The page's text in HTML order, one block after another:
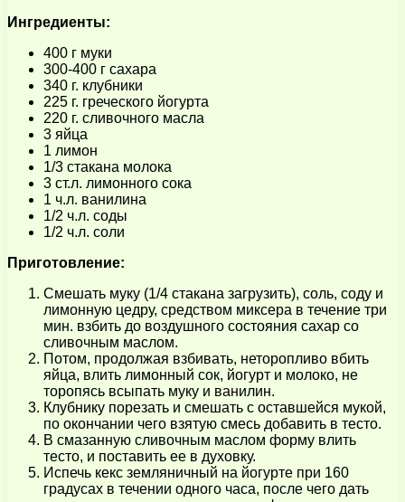
Ингредиенты:
400 г муки
300-400 г сахара
340 г. клубники
225 г. греческого йогурта
220 г. сливочного масла
3 яйца
1 лимон
1/3 стакана молока
3 ст.л. лимонного сока
1 ч.л. ванилина
1/2 ч.л. соды
1/2 ч.л. соли
Приготовление:
Смешать муку (1/4 стакана загрузить), соль, соду и
лимонную цедру, средством миксера в течение три
мин. взбить до воздушного состояния сахар со
сливочным маслом.
Потом, продолжая взбивать, неторопливо вбить
яйца, влить лимонный сок, йогурт и молоко, не
торопясь всыпать муку и ванилин.
Клубнику порезать и смешать с оставшейся мукой,
по окончании чего взятую смесь добавить в тесто.
В смазанную сливочным маслом форму влить
тесто, и поставить ее в духовку.
Испечь кекс земляничный на йогурте при 160
градусах в течении одного часа, после чего дать